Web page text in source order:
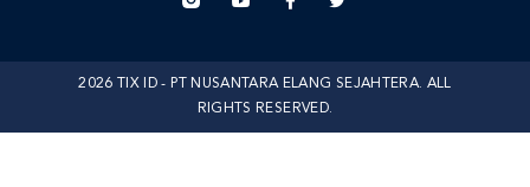
2026 TIX ID - PT NUSANTARA ELANG SEJAHTERA. ALL
RIGHTS RESERVED.